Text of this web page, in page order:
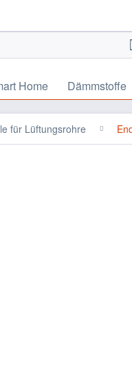
Home Dämmstoffe
für Lüftungsrohre